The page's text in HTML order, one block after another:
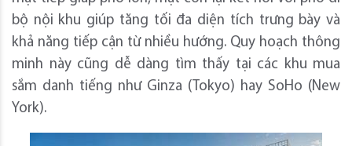
bộ nội khu giúp tăng tối đa diện tích trưng bày và
khả năng tiếp cận từ nhiều hướng. Quy hoạch thông
minh này cũng dễ dàng tìm thấy tại các khu mua
sắm danh tiếng như Ginza (Tokyo) hay SoHo (New
York).